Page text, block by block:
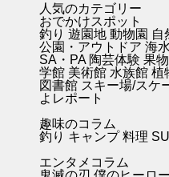
人気のカテゴリー
おでかけスポット
釣り 遊園地 動物園 自
公園・アウトドア 海
SA・PA 陶芸体験 果
学館 美術館 水族館 植
図書館 スキー場/スケ
よレポート
趣味のコラム
釣り キャンプ料理
エンタメコラム